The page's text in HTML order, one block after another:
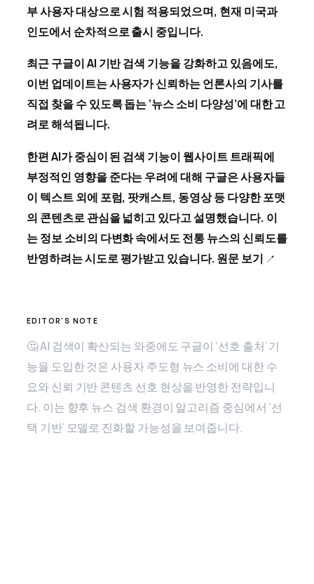
부 사용자 대상으로 시험 적용되었으며, 현재 미국과
인도에서 순차적으로 출시 중입니다.
최근 구글이 AI 기반 검색 기능을 강화하고 있음에도,
이번 업데이트는 사용자가 신뢰하는 언론사의 기사를
직접 찾을 수 있도록 돕는 ‘뉴스 소비 다양성’에 대한 고
려로 해석됩니다.
한편 AI가 중심이 된 검색 기능이 웹사이트 트래픽에
부정적인 영향을 준다는 우려에 대해 구글은 사용자들
이 텍스트 외에 포럼, 팟캐스트, 동영상 등 다양한 포맷
의 콘텐츠로 관심을 넓히고 있다고 설명했습니다. 이
는 정보 소비의 다변화 속에서도 전통 뉴스의 신뢰도를
반영하려는 시도로 평가받고 있습니다. 원문 보기
🤔 AI 검색이 확산되는 와중에도 구글이 ‘선호 출처’ 기
능을 도입한 것은 사용자 주도형 뉴스 소비에 대한 수
요와 신뢰 기반 콘텐츠 선호 현상을 반영한 전략입니
다. 이는 향후 뉴스 검색 환경이 알고리즘 중심에서 ‘선
택 기반’ 모델로 진화할 가능성을 보여줍니다.